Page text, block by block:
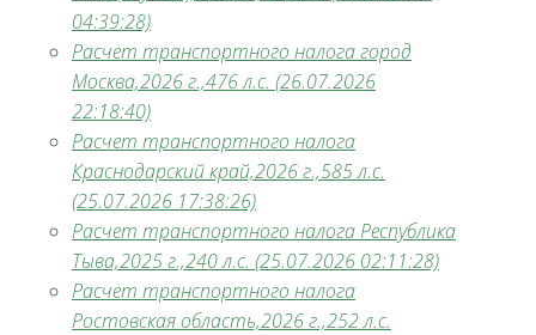
04:39:28)
Расчет транспортного налога город
Москва,2026 г.,476 л.с. (26.07.2026
22:18:40)
Расчет транспортного налога
Краснодарский край,2026 г.,585 л.с.
(25.07.2026 17:38:26)
Расчет транспортного налога Республика
Тыва,2025 г.,240 л.с. (25.07.2026 02:11:28)
Расчет транспортного налога
Ростовская область,2026 г.,252 л.с.